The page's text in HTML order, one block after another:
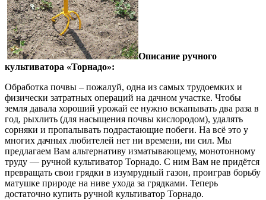
Описание ручного
культиватора «Торнадо»:
Обработка почвы – пожалуй, одна из самых трудоемких и
физически затратных операций на дачном участке. Чтобы
земля давала хороший урожай ее нужно вскапывать два раза в
год, рыхлить (для насыщения почвы кислородом), удалять
сорняки и пропалывать подрастающие побеги. На всё это у
многих дачных любителей нет ни времени, ни сил. Мы
предлагаем Вам альтернативу изматывающему, монотонному
труду — ручной культиватор Торнадо. С ним Вам не придётся
превращать свои грядки в изумрудный газон, проиграв борьбу
матушке природе на ниве ухода за грядками. Теперь
достаточно купить ручной культиватор Торнадо.